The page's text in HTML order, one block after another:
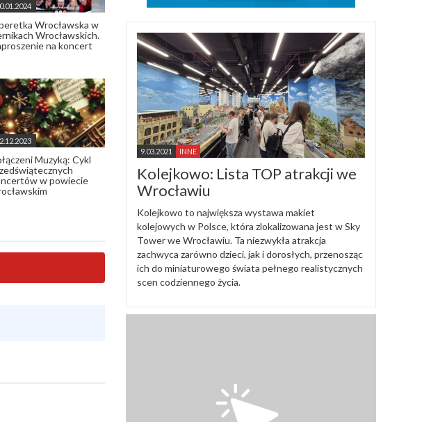
Wrocławska w
Wrocławskich.
na koncert
Muzyką: Cykl
w powiecie
9.03.2021 INNE
Kolejkowo: Lista TOP atrakcji we
Wrocławiu
Kolejkowo to największa wystawa makiet
kolejowych w Polsce, która zlokalizowana jest w Sky
Tower we Wrocławiu. Ta niezwykła atrakcja
zachwyca zarówno dzieci, jak i dorosłych, przenosząc
ich do miniaturowego świata pełnego realistycznych
scen codziennego życia.